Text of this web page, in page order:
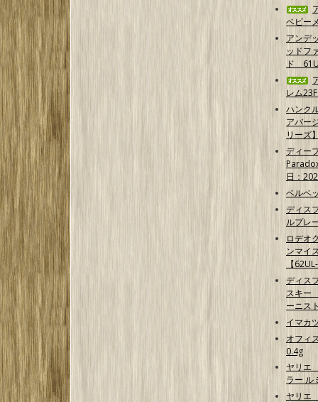
ベビー
アンデ
ッドフ
ド
レム
ハンク
アバー
リーズ
ディー
日：
ベルベ
ディス
ルプレ
ロデオ
ンマイ
【
ディス
スキー
ーニス
イマカ
オフィ
0.4g
ヤリエ
ラー ル
ヤリエ